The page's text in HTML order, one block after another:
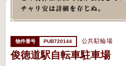
PUB720144 公共駐輪場
俊徳道駅自転車駐車場